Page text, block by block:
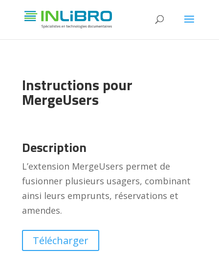
Instructions pour
MergeUsers
Description
L’extension MergeUsers permet de
fusionner plusieurs usagers, combinant
ainsi leurs emprunts, réservations et
amendes.
Télécharger